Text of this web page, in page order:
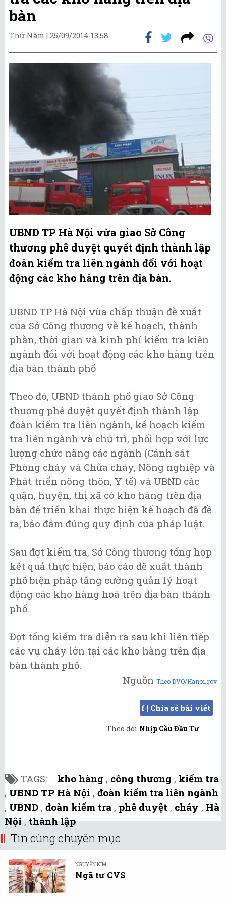
bàn
Thứ Năm | 25/09/2014 13:58
UBND TP Hà Nội vừa giao Sở Công
thương phê duyệt quyết định thành lập
đoàn kiểm tra liên ngành đối với hoạt
động các kho hàng trên địa bàn.
UBND TP Hà Nội vừa chấp thuận đề xuất
của Sở Công thương về kế hoạch, thành
phần, thời gian và kinh phí kiểm tra kiên
ngành đối với hoạt động các kho hàng trên
địa bàn thành phố
Theo đó, UBND thành phố giao Sở Công
thương phê duyệt quyết định thành lập
đoàn kiểm tra liên ngành, kế hoạch kiểm
tra liên ngành và chủ trì, phối hợp với lực
lượng chức năng các ngành (Cảnh sát
Phòng cháy và Chữa cháy, Nông nghiệp và
Phát triển nông thôn, Y tế) và UBND các
quận, huyện, thị xã có kho hàng trên địa
bàn để triển khai thực hiện kế hoạch đã đề
ra, bảo đảm đúng quy định của pháp luật.
Sau đợt kiểm tra, Sở Công thương tổng hợp
kết quả thực hiện, báo cáo đề xuất thành
phố biện pháp tăng cường quản lý hoạt
động các kho hàng hoá trên địa bàn thành
phố.
Đợt tổng kiểm tra diễn ra sau khi liên tiếp
các vụ cháy lớn tại các kho hàng trên địa
bàn thành phố.
Nguồn Theo DVO/Hanoi.gov
f | Chia sẻ bài viết
Theo dõi Nhịp Cầu Đầu Tư
TAGS: kho hàng , công thương , kiểm tra
, UBND TP Hà Nội , đoàn kiểm tra liên ngành
, UBND , đoàn kiểm tra , phê duyệt , cháy , Hà
Nội,thành lập
Tin cùng chuyên mục
NGUYỄN KIM
Ngã tư CVS